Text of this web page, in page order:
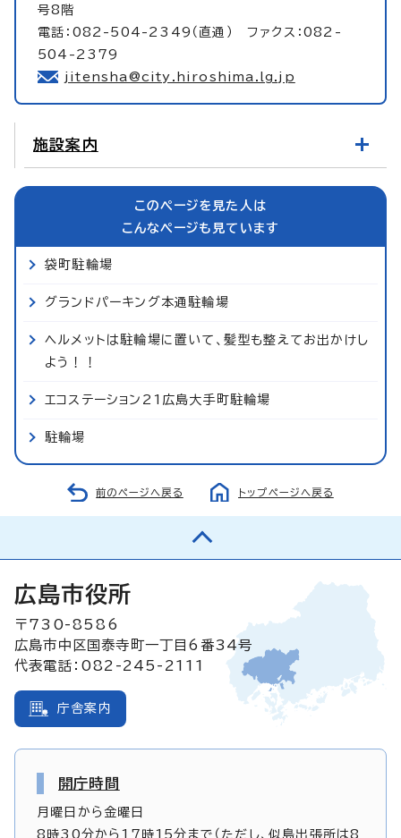
号8階
電話：082-504-2349（直通） ファクス：082-
504-2379
jitensha@city.hiroshima.lg.jp
施設案内
このページを見た人は
こんなページも見ています
袋町駐輪場
グランドパーキング本通駐輪場
ヘルメットは駐輪場に置いて、髪型も整えてお出かけし
よう！！
エコステーション21広島大手町駐輪場
駐輪場
前のページへ戻る トップページへ戻る
広島市役所
〒730-8586
広島市中区国泰寺町一丁目6番34号
代表電話：082-245-2111
庁舎案内
開庁時間
月曜日から金曜日
8時30分から17時15分まで（ただし、似島出張所は8